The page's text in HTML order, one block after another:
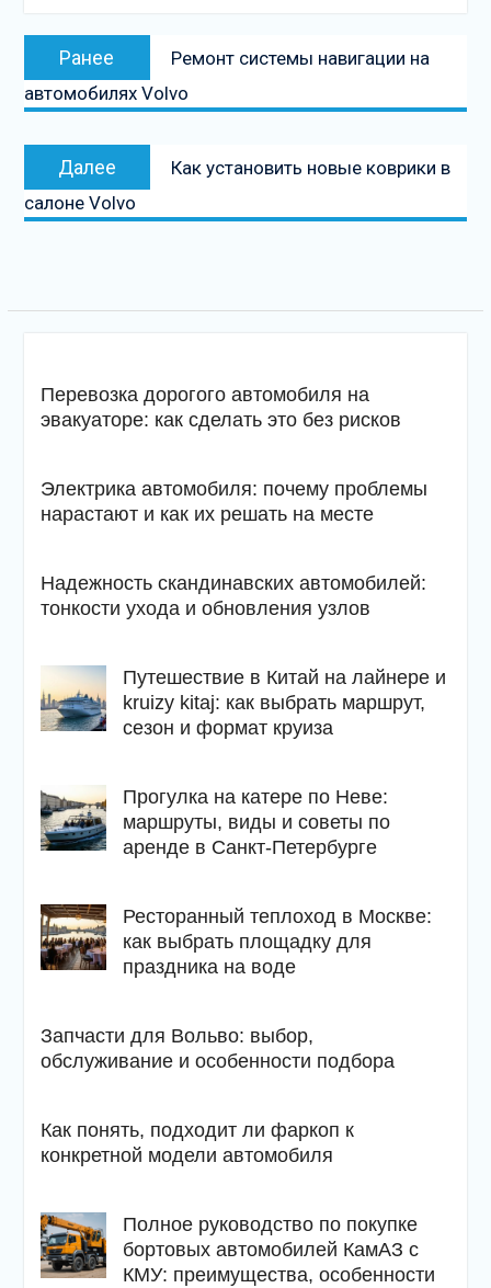
Навигация
записям
Ранее
Предыдущая
запись:
Ремонт системы навигации на
автомобилях Volvo
Далее
Следующая
запись
Как установить новые коврики в
салоне Volvo
Перевозка дорогого автомобиля на
эвакуаторе: как сделать это без рисков
Электрика автомобиля: почему проблемы
нарастают и как их решать на месте
Надежность скандинавских автомобилей:
тонкости ухода и обновления узлов
Путешествие в Китай на лайнере и
kruizy kitaj: как выбрать маршрут,
сезон и формат круиза
Прогулка на катере по Неве:
маршруты, виды и советы по
аренде в Санкт-Петербурге
Ресторанный теплоход в Москве:
как выбрать площадку для
праздника на воде
Запчасти для Вольво: выбор,
обслуживание и особенности подбора
Как понять, подходит ли фаркоп к
конкретной модели автомобиля
Полное руководство по покупке
бортовых автомобилей КамАЗ с
КМУ: преимущества, особенности